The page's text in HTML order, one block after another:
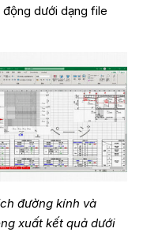
dưới dạng file
đường kính và
xuất kết quả dưới